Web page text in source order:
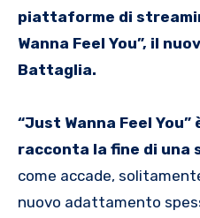
piattaforme di
Wanna Feel You”, il
Battaglia.
“Just Wanna Feel You”
racconta la fine di una
come accade,
nuovo adattamento